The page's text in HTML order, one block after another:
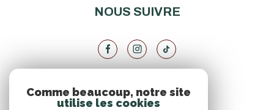
NOUS SUIVRE
VOTRE ESPACE
Comme beaucoup, notre site
utilise les cookies